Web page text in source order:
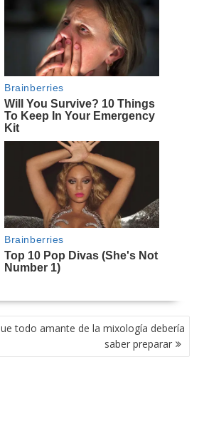
todo amante de la mixología debería
saber preparar